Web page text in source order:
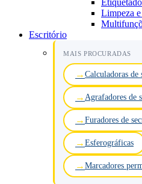
Limpeza
Escritório
MAIS PROCURADAS
Calculadoras de
Agrafadores de
Furadores de
Esferográficas
Marcadores